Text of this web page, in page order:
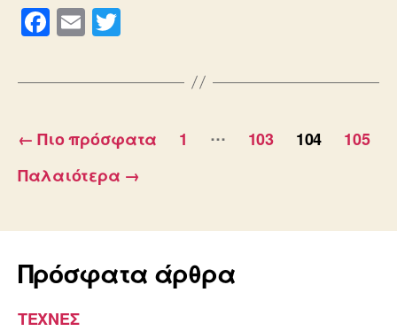
F
a
c
b
o
o
k
E
m
ailtt
Σελιδοποίηση
άρθρων
← Πιο πρόσφατα 1 … 103 104
105
Παλαιότερα →
Πρόσφατα άρθρα
ΤΕΧΝΕΣ